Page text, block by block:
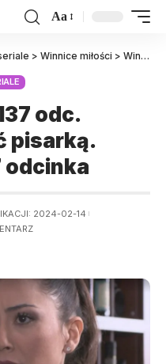
Aa
> Winnice miłości > Winnice miłości 137 odc. Daphne chce być pisarką. Streszczenie 137 odcinka
odc.
pisarką.
odcinka
2024-02-14